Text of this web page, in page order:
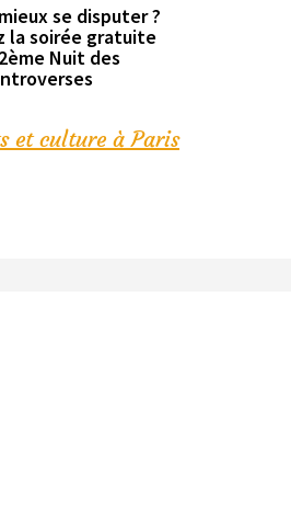
se disputer ?
la soirée gratuite
Nuit des
et culture à Paris